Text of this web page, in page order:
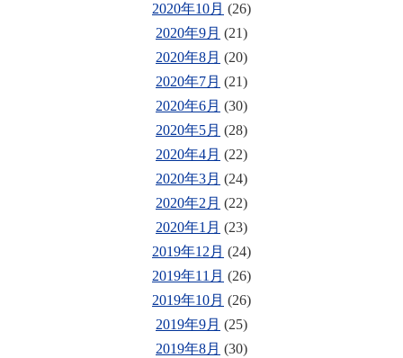
2020年10月 (26)
2020年9月 (21)
2020年8月 (20)
2020年7月 (21)
2020年6月 (30)
2020年5月 (28)
2020年4月 (22)
2020年3月 (24)
2020年2月 (22)
2020年1月 (23)
2019年12月 (24)
2019年11月 (26)
2019年10月 (26)
2019年9月 (25)
2019年8月 (30)